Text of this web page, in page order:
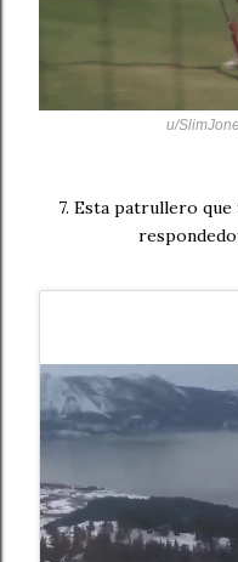
u/
7. Esta patrullero